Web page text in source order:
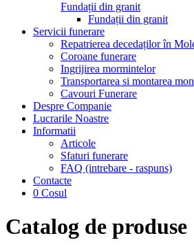
Fundații din granit
Fundații din granit
Servicii funerare
Repatrierea decedaților în
Coroane funerare
Ingrijirea mormintelor
Transportarea si montarea
Cavouri Funerare
Despre Companie
Lucrarile Noastre
Informatii
Articole
Sfaturi funerare
FAQ (intrebare - raspuns)
Contacte
0 Cosul
Catalog de produse